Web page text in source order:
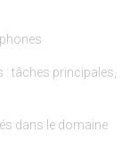
: tâches principales,
dans le domaine